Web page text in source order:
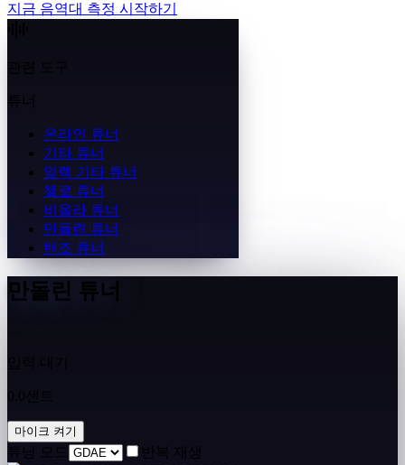
지금 음역대 측정 시작하기
튜너
온라인 튜너
기타 튜너
일렉 기타 튜너
첼로 튜너
비올라 튜너
만돌린 튜너
밴조 튜너
만돌린 튜너
마이크 켜기
튜닝 모드 반복 재생